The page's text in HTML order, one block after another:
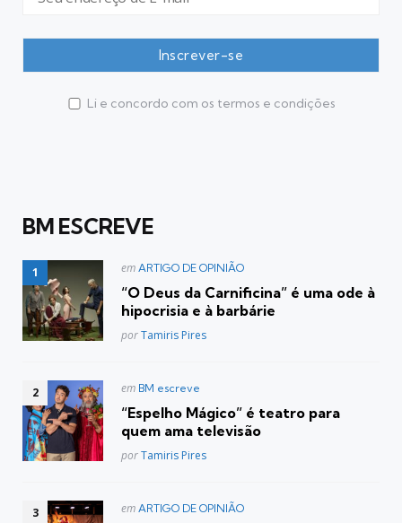
Li e concordo com os termos e condições
BM ESCREVE
Postado
em ARTIGO DE OPINIÃO
“O Deus da Carnificina” é uma ode à
hipocrisia e à barbárie
Posted
porTamiris Pires
Postado
em BM escreve
“Espelho Mágico” é teatro para
quem ama televisão
Posted
porTamiris Pires
Postado
em ARTIGO DE OPINIÃO